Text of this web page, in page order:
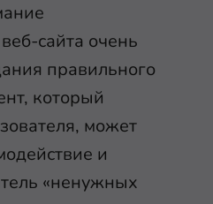
сайта очень
правильного
который
может
и
«ненужных